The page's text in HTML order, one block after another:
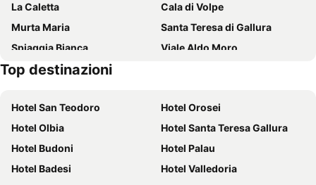
Hotel il Faro di Molara
Blu Hotel Morisco
Resort Cala di Falco
Hotel De Plam
Club Hotel Baja Sardinia
Jazz Hotel
Felix Hotels - Hotel Airone
Hotel Palumbalza Porto Rotondo
HOTEL MARTINI
Colonna Resort
Hotel La Bisaccia
Colonna Country Club
Bagaglino I Giardini Di Porto Cervo
Cala Cuncheddi - VRetreats
Colonna Palace Hotel Mediterraneo
La Caletta
Cala di Volpe
Murta Maria
Santa Teresa di Gallura
Spiaggia Bianca
Viale Aldo Moro
Porto Pollo
Abbiadori
Liscia di Vacca
Porto Pozzo
Stazione di Olbia
Parco Nazionale dell'Arcipelago di La Maddalena
Santa Lucia
Promenade di Spiaggia di Golfo Aranci
Porto di Golfo Aranci
Top destinazioni
Hotel San Teodoro
Hotel Orosei
Hotel Olbia
Hotel Santa Teresa Gallura
Hotel Budoni
Hotel Palau
Hotel Badesi
Hotel Valledoria